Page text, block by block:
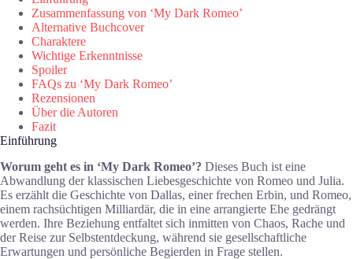
Zusammenfassung von ‘My Dark Romeo’
Alternative Buchcover
Charaktere
Wichtige Erkenntnisse
Spoiler
FAQs zu ‘My Dark Romeo’
Rezensionen
Über die Autoren
Fazit
Einführung
Worum geht es in ‘My Dark Romeo’? Dieses Buch ist eine
Abwandlung der klassischen Liebesgeschichte von Romeo und Julia.
Es erzählt die Geschichte von Dallas, einer frechen Erbin, und Romeo,
einem rachsüchtigen Milliardär, die in eine arrangierte Ehe gedrängt
werden. Ihre Beziehung entfaltet sich inmitten von Chaos, Rache und
der Reise zur Selbstentdeckung, während sie gesellschaftliche
Erwartungen und persönliche Begierden in Frage stellen.